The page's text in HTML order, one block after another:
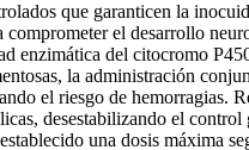
que garanticen la
el desarrollo
enzimática del citocromo
la administración
el riesgo de hemorragias.
desestabilizando el
una dosis máxima